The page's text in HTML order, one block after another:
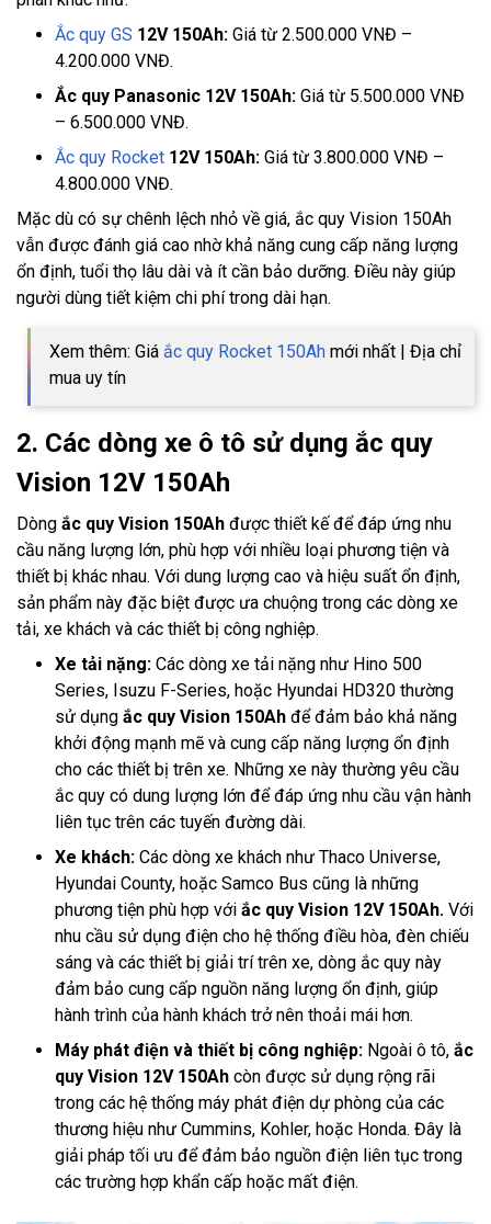
Ắc quy GS 12V 150Ah: Giá từ 2.500.000 VNĐ –
4.200.000 VNĐ.
Ắc quy Panasonic 12V 150Ah: Giá từ 5.500.000 VNĐ
– 6.500.000 VNĐ.
Ắc quy Rocket 12V 150Ah: Giá từ 3.800.000 VNĐ –
4.800.000 VNĐ.
Mặc dù có sự chênh lệch nhỏ về giá, ắc quy Vision 150Ah
vẫn được đánh giá cao nhờ khả năng cung cấp năng lượng
ổn định, tuổi thọ lâu dài và ít cần bảo dưỡng. Điều này giúp
người dùng tiết kiệm chi phí trong dài hạn.
Xem thêm: Giá ắc quy Rocket 150Ah mới nhất | Địa chỉ
mua uy tín
2. Các dòng xe ô tô sử dụng ắc quy
Vision 12V 150Ah
Dòng ắc quy Vision 150Ah được thiết kế để đáp ứng nhu
cầu năng lượng lớn, phù hợp với nhiều loại phương tiện và
thiết bị khác nhau. Với dung lượng cao và hiệu suất ổn định,
sản phẩm này đặc biệt được ưa chuộng trong các dòng xe
tải, xe khách và các thiết bị công nghiệp.
Xe tải nặng: Các dòng xe tải nặng như Hino 500
Series, Isuzu F-Series, hoặc Hyundai HD320 thường
sử dụng ắc quy Vision 150Ah để đảm bảo khả năng
khởi động mạnh mẽ và cung cấp năng lượng ổn định
cho các thiết bị trên xe. Những xe này thường yêu cầu
ắc quy có dung lượng lớn để đáp ứng nhu cầu vận hành
liên tục trên các tuyến đường dài.
Xe khách: Các dòng xe khách như Thaco Universe,
Hyundai County, hoặc Samco Bus cũng là những
phương tiện phù hợp với ắc quy Vision 12V 150Ah. Với
nhu cầu sử dụng điện cho hệ thống điều hòa, đèn chiếu
sáng và các thiết bị giải trí trên xe, dòng ắc quy này
đảm bảo cung cấp nguồn năng lượng ổn định, giúp
hành trình của hành khách trở nên thoải mái hơn.
Máy phát điện và thiết bị công nghiệp: Ngoài ô tô, ắc
quy Vision 12V 150Ah còn được sử dụng rộng rãi
trong các hệ thống máy phát điện dự phòng của các
thương hiệu như Cummins, Kohler, hoặc Honda. Đây là
giải pháp tối ưu để đảm bảo nguồn điện liên tục trong
các trường hợp khẩn cấp hoặc mất điện.